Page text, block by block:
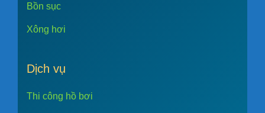
Bồn sục
Xông hơi
Dịch vụ
Thi công hồ bơi